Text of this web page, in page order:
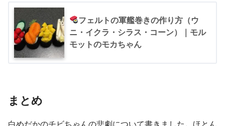
フェルトの軍艦巻きの作り方（ウ
ニ・イクラ・シラス・コーン）｜モル
モットのモカちゃん
まとめ